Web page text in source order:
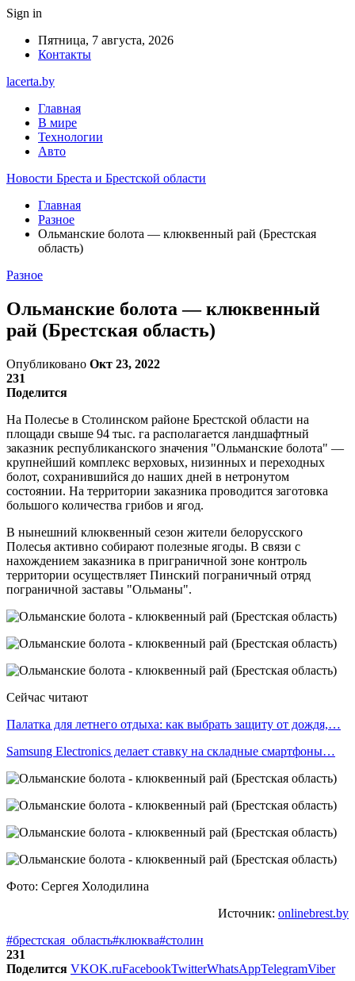
Sign in
Пятница, 7 августа, 2026
Контакты
lacerta.by
Главная
В мире
Технологии
Авто
Новости Бреста и Брестской области
Главная
Разное
Ольманские болота — клюквенный рай (Брестская
область)
Разное
Ольманские болота — клюквенный
рай (Брестская область)
Опубликовано Окт 23, 2022
231
Поделится
На Полесье в Столинском районе Брестской области на
площади свыше 94 тыс. га располагается ландшафтный
заказник республиканского значения "Ольманские болота" —
крупнейший комплекс верховых, низинных и переходных
болот, сохранившийся до наших дней в нетронутом
состоянии. На территории заказника проводится заготовка
большого количества грибов и ягод.
В нынешний клюквенный сезон жители белорусского
Полесья активно собирают полезные ягоды. В связи с
нахождением заказника в приграничной зоне контроль
территории осуществляет Пинский пограничный отряд
пограничной заставы "Ольманы".
Сейчас читают
Палатка для летнего отдыха: как выбрать защиту от дождя,…
Samsung Electronics делает ставку на складные смартфоны…
Фото: Сергея Холодилина
Источник: onlinebrest.by
#брестская_область#клюква#столин
231
Поделится VKOK.ruFacebookTwitterWhatsAppTelegramViber